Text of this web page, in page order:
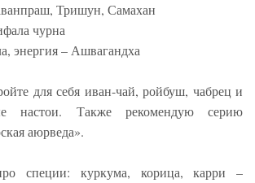
Тришун, Самахан
чурна
энергия – Ашвагандха
для себя иван-чай, ройбуш, чабрец и
настои. Также рекомендую серию
аюрведа».
специи: куркума, корица, карри –